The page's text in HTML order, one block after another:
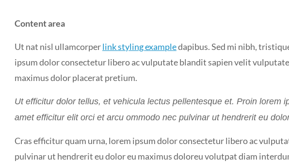
Content area
Ut nat nisl ullamcorperlink styling exampledapibus. Sed mi nibh,
ipsum dolor consectetur libero ac vulputate blandit sapien velit
maximus dolor placerat pretium.
Ut efficitur dolor tellus, et vehicula lectus pellentesque et. Proin
amet efficitur elit orci et arcu ommodo nec pulvinar ut hendrerit eu
Cras efficitur quam urna, lorem ipsum dolor consectetur libero ac
pulvinar ut hendrerit eu dolor eu maximus doloreu volutpat diam